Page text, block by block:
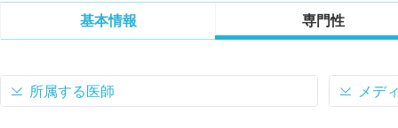
基本情報 専門性
所属する医師 メデ